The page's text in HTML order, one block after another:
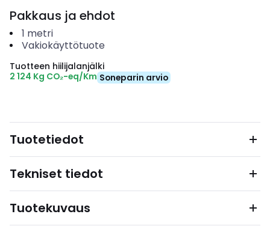
Pakkaus ja ehdot
1 metri
Vakiokäyttötuote
Tuotteen hiilijalanjälki
2 124 Kg CO₂-eq/Km Soneparin arvio
Tuotetiedot
Tekniset tiedot
Tuotekuvaus